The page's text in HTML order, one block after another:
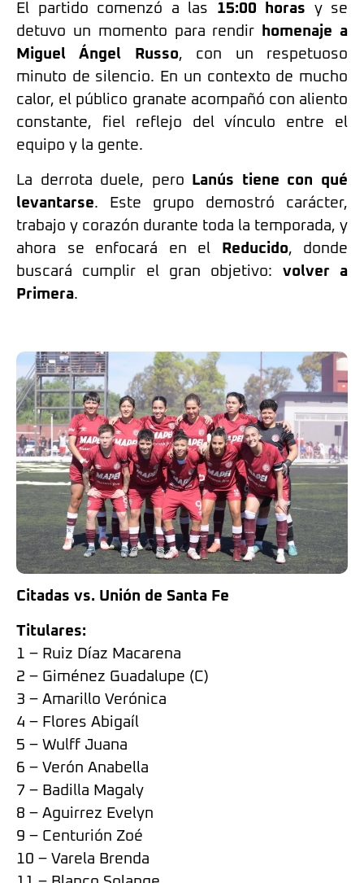
El partido comenzó a las 15:00 horas y se
detuvo un momento para rendir
homenaje a
Miguel Ángel Russo, con un respetuoso
minuto de silencio. En un contexto de mucho
calor, el público granate acompañó con aliento
constante, fiel reflejo del vínculo entre el
equipo y la gente.
La derrota duele, pero
Lanús tiene con qué
levantarse. Este grupo demostró carácter,
trabajo y corazón durante toda la temporada, y
ahora se enfocará en el
Reducido, donde
buscará cumplir el gran objetivo: volver a
Primera.
Citadas vs. Unión de Santa Fe
Titulares:
1 – Ruiz Díaz Macarena
2 – Giménez Guadalupe (C)
3 – Amarillo Verónica
4 – Flores Abigaíl
5 – Wulff Juana
6 – Verón Anabella
7 – Badilla Magaly
8 – Aguirrez Evelyn
9 – Centurión Zoé
10 – Varela Brenda